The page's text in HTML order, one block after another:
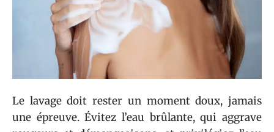
Le lavage doit rester un moment doux, jamais
une épreuve. Évitez l’eau brûlante, qui aggrave